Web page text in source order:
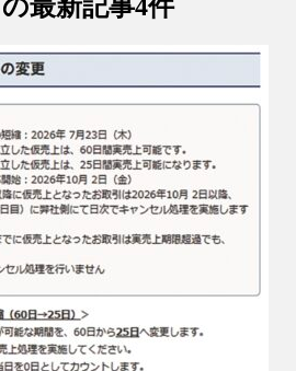
の最新記事4件